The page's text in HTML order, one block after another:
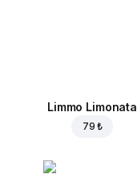
Limmo Limonata
79 ₺